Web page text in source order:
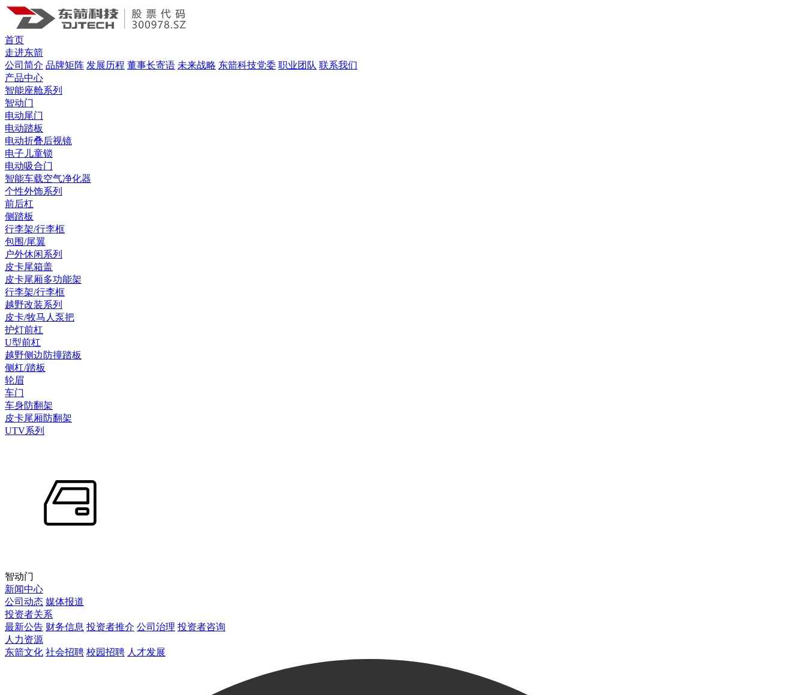
首页
走进东箭
公司简介 品牌矩阵 发展历程 董事长寄语 未来战略 东箭科技党委 职业团队 联系我们
产品中心
智能座舱系列
智动门
电动尾门
电动踏板
电动折叠后视镜
电子儿童锁
电动吸合门
智能车载空气净化器
个性外饰系列
前后杠
侧踏板
行李架/行李框
包围/尾翼
户外休闲系列
皮卡尾箱盖
皮卡尾厢多功能架
行李架/行李框
越野改装系列
皮卡/牧马人泵把
护灯前杠
U型前杠
越野侧边防撞踏板
侧杠/踏板
轮眉
车门
车身防翻架
皮卡尾厢防翻架
UTV系列
智动门
新闻中心
公司动态 媒体报道
投资者关系
最新公告 财务信息 投资者推介 公司治理 投资者咨询
人力资源
东箭文化 社会招聘 校园招聘 人才发展